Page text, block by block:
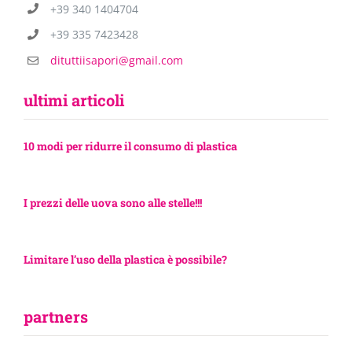
+39 340 1404704
+39 335 7423428
dituttiisapori@gmail.com
ultimi articoli
10 modi per ridurre il consumo di plastica
I prezzi delle uova sono alle stelle!!!
Limitare l’uso della plastica è possibile?
partners